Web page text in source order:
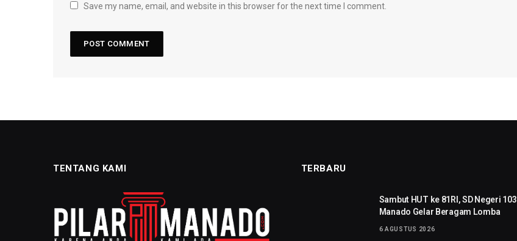
Save my name, email, and website in this browser for the next time I comment.
TENTANG KAMI TERBARU
Sambut HUT ke 81RI, SD Negeri 103
Manado Gelar Beragam Lomba
6 AGUSTUS 2026